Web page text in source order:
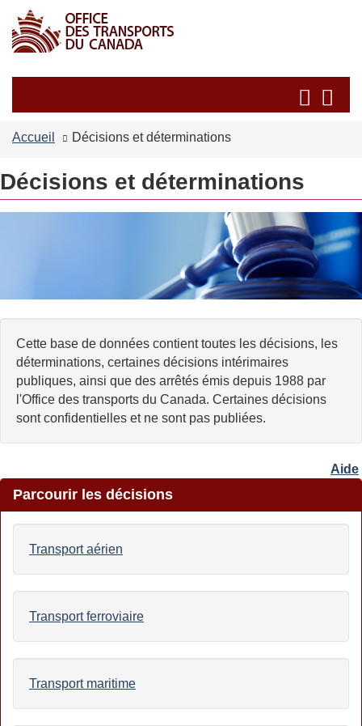
principal
version
simplifiée
et
les
et
Accueil Décisions et déterminations
Décisions et déterminations
Cette base de données contient toutes les décisions, les
déterminations, certaines décisions intérimaires
publiques, ainsi que des arrêtés émis depuis 1988 par
l'Office des transports du Canada. Certaines décisions
sont confidentielles et ne sont pas publiées.
Aide
Parcourir les décisions
Transport aérien
Transport ferroviaire
Transport maritime